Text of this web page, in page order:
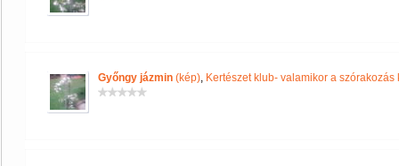
Győngy jázmin (kép), Kertészet klub- valamikor a szórakozás